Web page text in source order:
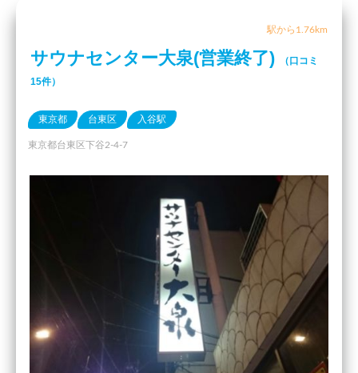
駅から1.76km
サウナセンター大泉(営業終了)
（口コミ
15件）
東京都 台東区 入谷駅
東京都台東区下谷2-4-7